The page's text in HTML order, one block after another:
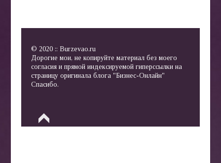
© 2020 :: Burzevao.ru
Дорогие мои, не копируйте материал без моего
согласия и прямой индексируемой гиперссылки на
страницу оригинала блога "Бизнес-Онлайн"
Спасибо.